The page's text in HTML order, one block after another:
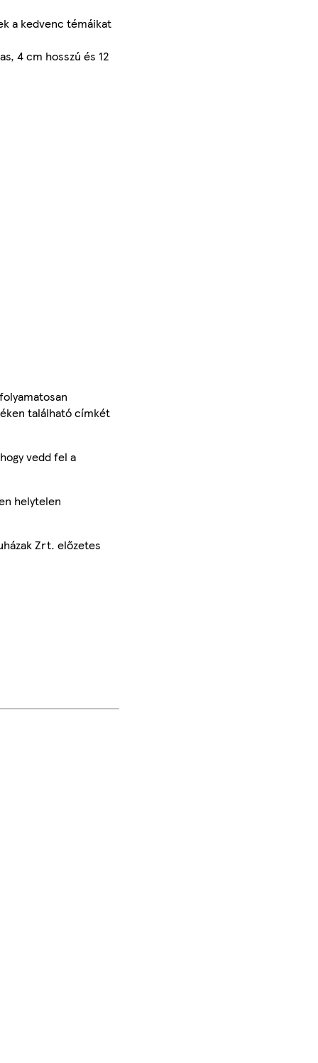
a kedvenc témáikat
4 cm hosszú és 12
található címkét
vedd fel a
helytelen
Zrt. előzetes